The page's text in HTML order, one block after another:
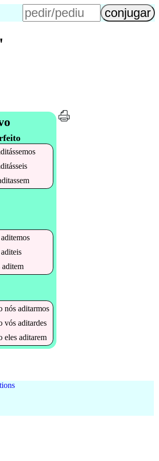
aditemos
aditeis
aditem
nósaditarmos
vósaditardes
elesaditarem